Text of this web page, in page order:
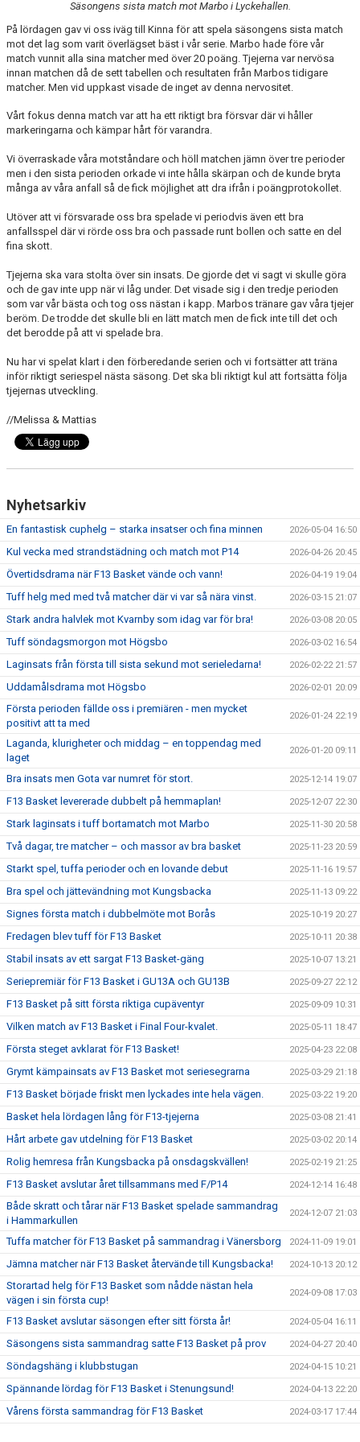
KONTAKT
Säsongens sista match mot Marbo i Lyckehallen.
På lördagen gav vi oss iväg till Kinna för att spela säsongens sista match
mot det lag som varit överlägset bäst i vår serie. Marbo hade före vår
match vunnit alla sina matcher med över 20 poäng. Tjejerna var nervösa
innan matchen då de sett tabellen och resultaten från Marbos tidigare
matcher. Men vid uppkast visade de inget av denna nervositet.
Vårt fokus denna match var att ha ett riktigt bra försvar där vi håller
markeringarna och kämpar hårt för varandra.
Vi överraskade våra motståndare och höll matchen jämn över tre perioder
men i den sista perioden orkade vi inte hålla skärpan och de kunde bryta
många av våra anfall så de fick möjlighet att dra ifrån i poängprotokollet.
Utöver att vi försvarade oss bra spelade vi periodvis även ett bra
anfallsspel där vi rörde oss bra och passade runt bollen och satte en del
fina skott.
Tjejerna ska vara stolta över sin insats. De gjorde det vi sagt vi skulle göra
och de gav inte upp när vi låg under. Det visade sig i den tredje perioden
som var vår bästa och tog oss nästan i kapp. Marbos tränare gav våra tjejer
beröm. De trodde det skulle bli en lätt match men de fick inte till det och
det berodde på att vi spelade bra.
Nu har vi spelat klart i den förberedande serien och vi fortsätter att träna
inför riktigt seriespel nästa säsong. Det ska bli riktigt kul att fortsätta följa
tjejernas utveckling.
//Melissa & Mattias
Nyhetsarkiv
En fantastisk cuphelg – starka insatser och fina minnen 2026-05-04 16:50
Kul vecka med strandstädning och match mot P14 2026-04-26 20:45
Övertidsdrama när F13 Basket vände och vann! 2026-04-19 19:04
Tuff helg med med två matcher där vi var så nära vinst. 2026-03-15 21:07
Stark andra halvlek mot Kvarnby som idag var för bra! 2026-03-08 20:05
Tuff söndagsmorgon mot Högsbo 2026-03-02 16:54
Laginsats från första till sista sekund mot serieledarna! 2026-02-22 21:57
Uddamålsdrama mot Högsbo 2026-02-01 20:09
Första perioden fällde oss i premiären - men mycket
positivt att ta med
2026-01-24 22:19
Laganda, klurigheter och middag – en toppendag med
laget
2026-01-20 09:11
Bra insats men Gota var numret för stort. 2025-12-14 19:07
F13 Basket levererade dubbelt på hemmaplan! 2025-12-07 22:30
Stark laginsats i tuff bortamatch mot Marbo 2025-11-30 20:58
Två dagar, tre matcher – och massor av bra basket 2025-11-23 20:59
Starkt spel, tuffa perioder och en lovande debut 2025-11-16 19:57
Bra spel och jättevändning mot Kungsbacka 2025-11-13 09:22
Signes första match i dubbelmöte mot Borås 2025-10-19 20:27
Fredagen blev tuff för F13 Basket 2025-10-11 20:38
Stabil insats av ett sargat F13 Basket-gäng 2025-10-07 13:21
Seriepremiär för F13 Basket i GU13A och GU13B 2025-09-27 22:12
F13 Basket på sitt första riktiga cupäventyr 2025-09-09 10:31
Vilken match av F13 Basket i Final Four-kvalet. 2025-05-11 18:47
Första steget avklarat för F13 Basket! 2025-04-23 22:08
Grymt kämpainsats av F13 Basket mot seriesegrarna 2025-03-29 21:18
F13 Basket började friskt men lyckades inte hela vägen. 2025-03-22 19:20
Basket hela lördagen lång för F13-tjejerna 2025-03-08 21:41
Hårt arbete gav utdelning för F13 Basket 2025-03-02 20:14
Rolig hemresa från Kungsbacka på onsdagskvällen! 2025-02-19 21:25
F13 Basket avslutar året tillsammans med F/P14 2024-12-14 16:48
Både skratt och tårar när F13 Basket spelade sammandrag
i Hammarkullen
2024-12-07 21:03
Tuffa matcher för F13 Basket på sammandrag i Vänersborg 2024-11-09 19:01
Jämna matcher när F13 Basket återvände till Kungsbacka! 2024-10-13 20:12
Storartad helg för F13 Basket som nådde nästan hela
vägen i sin första cup!
2024-09-08 17:03
F13 Basket avslutar säsongen efter sitt första år! 2024-05-04 16:11
Säsongens sista sammandrag satte F13 Basket på prov 2024-04-27 20:40
Söndagshäng i klubbstugan 2024-04-15 10:21
Spännande lördag för F13 Basket i Stenungsund! 2024-04-13 22:20
Vårens första sammandrag för F13 Basket 2024-03-17 17:44